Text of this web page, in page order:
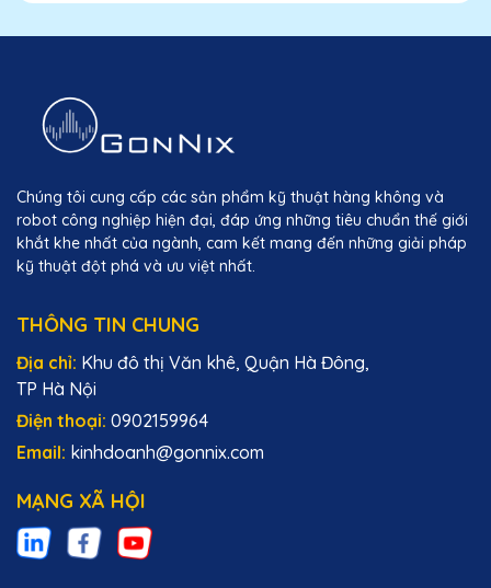
Chúng tôi cung cấp các sản phẩm kỹ thuật hàng không và
robot công nghiệp hiện đại, đáp ứng những tiêu chuẩn thế giới
khắt khe nhất của ngành, cam kết mang đến những giải pháp
kỹ thuật đột phá và ưu việt nhất.
THÔNG TIN CHUNG
Địa chỉ: Khu đô thị Văn khê, Quận Hà Đông,
TP Hà Nội
Điện thoại: 0902159964
Email: kinhdoanh@gonnix.com
MẠNG XÃ HỘI